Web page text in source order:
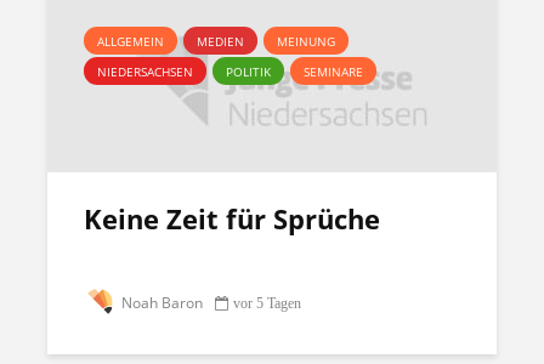
ALLGEMEIN MEDIEN
MEINUNG
NIEDERSACHSEN
POLITIK SEMINARE
Keine Zeit für Sprüche
Noah Baron vor 5 Tagen